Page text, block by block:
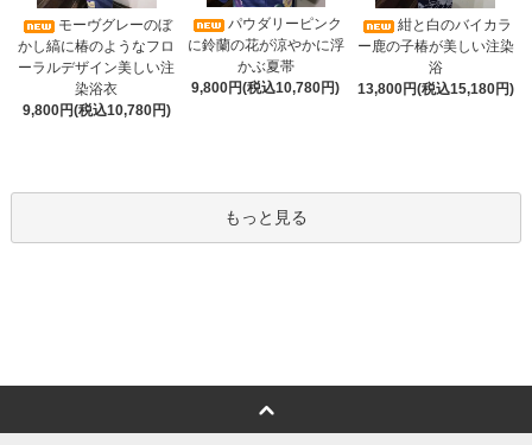
モーヴグレーのぼ
かし縞に椿のようなフロ
ーラルデザイン美しい注
染浴衣
9,800円(税込10,780円)
パウダリーピンク
に鈴蘭の花が涼やかに浮
かぶ夏帯
9,800円(税込10,780円)
紺と白のバイカラ
ー鹿の子椿が美しい注染
浴
13,800円(税込15,180円)
もっと見る